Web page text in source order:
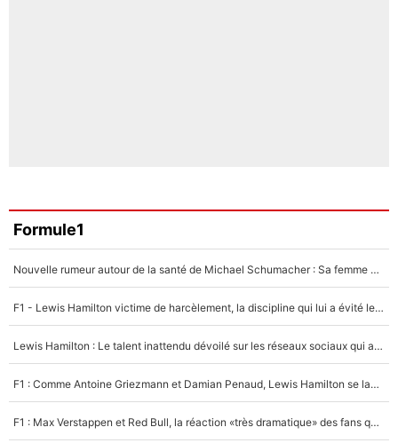
Formule1
Nouvelle rumeur autour de la santé de Michael Schumacher : Sa femme Corinna sort du silence
F1 - Lewis Hamilton victime de harcèlement, la discipline qui lui a évité le pire : «J'aurais probablement mal tourné»
Lewis Hamilton : Le talent inattendu dévoilé sur les réseaux sociaux qui a impressionné Kim Kardashian pendant leurs vacances en amoureux !
F1 : Comme Antoine Griezmann et Damian Penaud, Lewis Hamilton se lance dans le business des cartes à collectionner !
F1 : Max Verstappen et Red Bull, la réaction «très dramatique» des fans qui agace le quadruple champion du monde !